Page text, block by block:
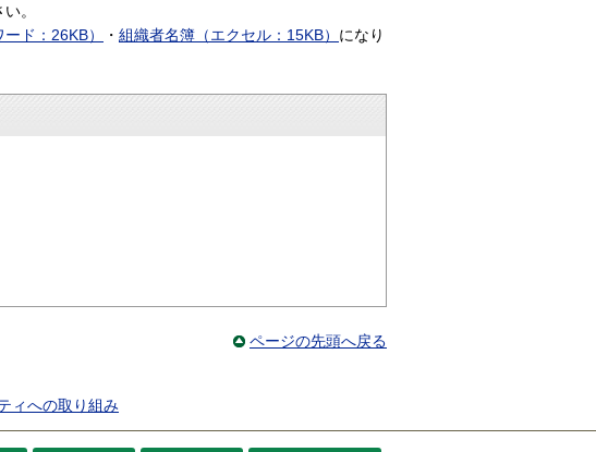
。
ド：26KB） ・ 組織者名簿（エクセル：15KB） になり
ページの先頭へ戻る
ィへの取り組み